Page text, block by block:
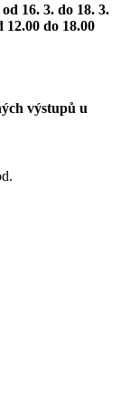
16. 3. do 18. 3.
12.00 do 18.00
výstupů u